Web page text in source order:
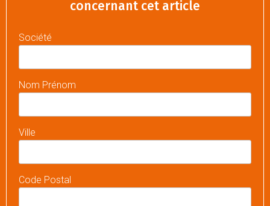
concernant cet article
Société
Nom Prénom
Ville
Code Postal